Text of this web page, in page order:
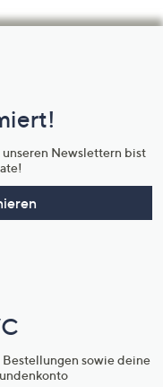
Newslettern bist
sowie deine